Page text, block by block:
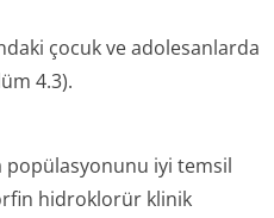
çocuk ve adolesanlarda
4.3).
popülasyonunu iyi temsil
hidroklorür klinik